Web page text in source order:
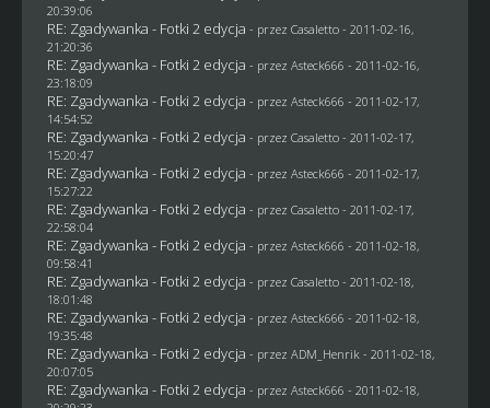
20:39:06
RE: Zgadywanka - Fotki 2 edycja - przez Casaletto- 2011-02-16,
21:20:36
RE: Zgadywanka - Fotki 2 edycja - przez Asteck666 - 2011-02-16,
23:18:09
RE: Zgadywanka - Fotki 2 edycja - przez Asteck666 - 2011-02-17,
14:54:52
RE: Zgadywanka - Fotki 2 edycja - przez Casaletto- 2011-02-17,
15:20:47
RE: Zgadywanka - Fotki 2 edycja - przez Asteck666 - 2011-02-17,
15:27:22
RE: Zgadywanka - Fotki 2 edycja - przez Casaletto- 2011-02-17,
22:58:04
RE: Zgadywanka - Fotki 2 edycja - przez Asteck666 - 2011-02-18,
09:58:41
RE: Zgadywanka - Fotki 2 edycja - przez Casaletto- 2011-02-18,
18:01:48
RE: Zgadywanka - Fotki 2 edycja - przez Asteck666 - 2011-02-18,
19:35:48
RE: Zgadywanka - Fotki 2 edycja - przez ADM_Henrik- 2011-02-18,
20:07:05
RE: Zgadywanka - Fotki 2 edycja - przez Asteck666 - 2011-02-18,